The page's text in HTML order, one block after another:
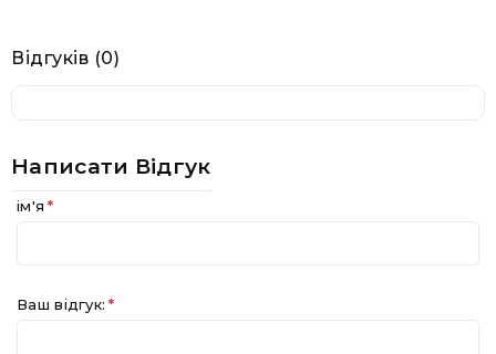
Відгуків (0)
Написати Відгук
ім'я
Ваш відгук: